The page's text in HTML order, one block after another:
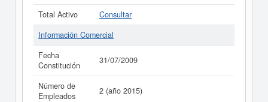
Total Activo
Consultar
Información Comercial
Fecha
Constitución
31/07/2009
Número de
Empleados
2 (año 2015)